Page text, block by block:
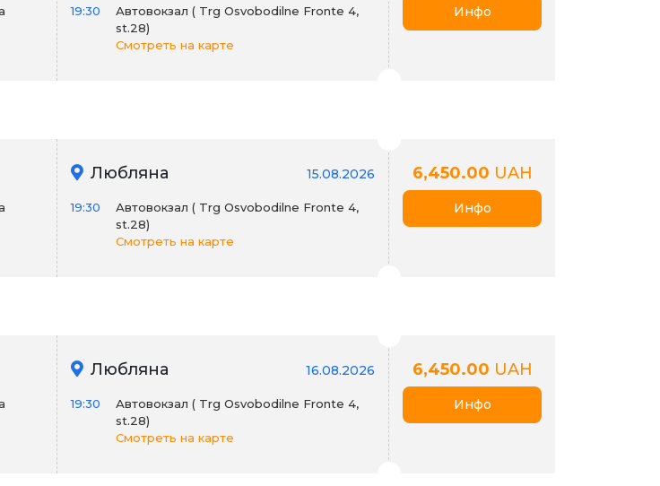
19:30
Автовокзал ( Trg Osvobodilne Fronte 4,
st.28)
Смотреть на карте
Инфо
Любляна 15.08.2026
19:30
Автовокзал ( Trg Osvobodilne Fronte 4,
st.28)
Смотреть на карте
6,450.00 UAH
Инфо
Любляна 16.08.2026
19:30
Автовокзал ( Trg Osvobodilne Fronte 4,
st.28)
Смотреть на карте
6,450.00 UAH
Инфо